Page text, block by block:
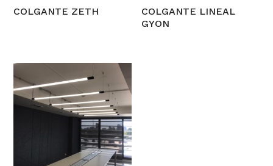
COLGANTE ZETH
COLGANTE LINEAL
GYON